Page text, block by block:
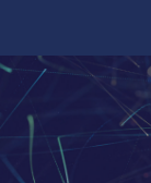
contenuto